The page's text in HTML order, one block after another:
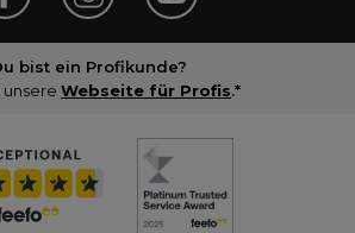
bist ein Profikunde?
Webseite für Profis.*